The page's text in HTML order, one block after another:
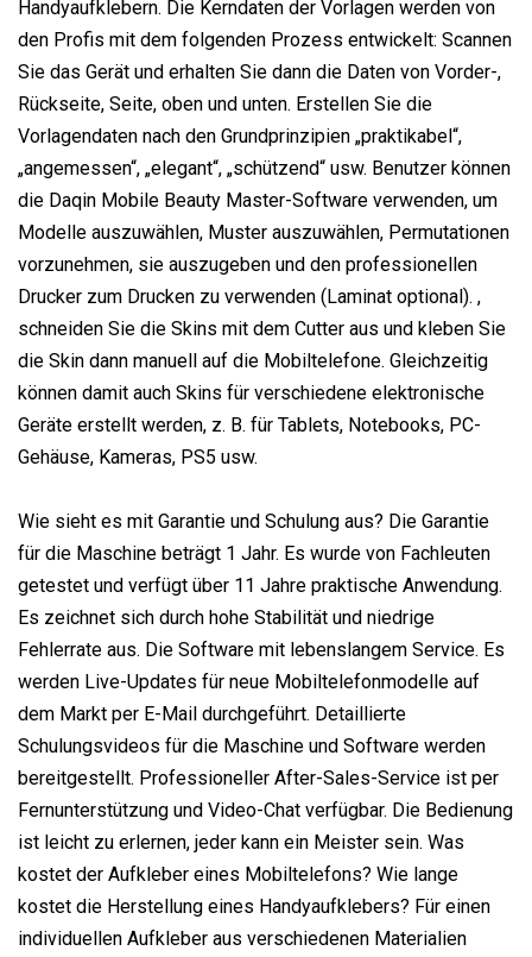
Handyaufklebern. Die Kerndaten der Vorlagen werden von
den Profis mit dem folgenden Prozess entwickelt: Scannen
Sie das Gerät und erhalten Sie dann die Daten von Vorder-,
Rückseite, Seite, oben und unten. Erstellen Sie die
Vorlagendaten nach den Grundprinzipien „praktikabel“,
„angemessen“, „elegant“, „schützend“ usw. Benutzer können
die Daqin Mobile Beauty Master-Software verwenden, um
Modelle auszuwählen, Muster auszuwählen, Permutationen
vorzunehmen, sie auszugeben und den professionellen
Drucker zum Drucken zu verwenden (Laminat optional). ,
schneiden Sie die Skins mit dem Cutter aus und kleben Sie
die Skin dann manuell auf die Mobiltelefone. Gleichzeitig
können damit auch Skins für verschiedene elektronische
Geräte erstellt werden, z. B. für Tablets, Notebooks, PC-
Gehäuse, Kameras, PS5 usw.
Wie sieht es mit Garantie und Schulung aus? Die Garantie
für die Maschine beträgt 1 Jahr. Es wurde von Fachleuten
getestet und verfügt über 11 Jahre praktische Anwendung.
Es zeichnet sich durch hohe Stabilität und niedrige
Fehlerrate aus. Die Software mit lebenslangem Service. Es
werden Live-Updates für neue Mobiltelefonmodelle auf
dem Markt per E-Mail durchgeführt. Detaillierte
Schulungsvideos für die Maschine und Software werden
bereitgestellt. Professioneller After-Sales-Service ist per
Fernunterstützung und Video-Chat verfügbar. Die Bedienung
ist leicht zu erlernen, jeder kann ein Meister sein. Was
kostet der Aufkleber eines Mobiltelefons? Wie lange
kostet die Herstellung eines Handyaufklebers? Für einen
individuellen Aufkleber aus verschiedenen Materialien